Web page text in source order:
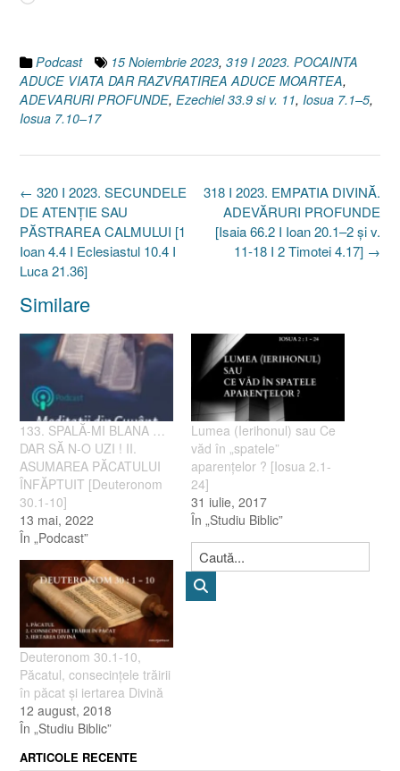
Podcast 15 Noiembrie 2023, 319 I 2023. POCAINTA
ADUCE VIATA DAR RAZVRATIREA ADUCE MOARTEA,
ADEVARURI PROFUNDE, Ezechiel 33.9 si v. 11, Iosua 7.1–5,
Iosua 7.10–17
Post
navigation
318 I 2023. EMPATIA DIVINĂ.
ADEVĂRURI PROFUNDE
[Isaia 66.2 I Ioan 20.1–2 și v.
11-18 I 2 Timotei 4.17] →
← 320 I 2023. SECUNDELE
DE ATENȚIE SAU
PĂSTRAREA CALMULUI [1
Ioan 4.4 I Eclesiastul 10.4 I
Luca 21.36]
Similare
133. SPALĂ-MI BLANA …
DAR SĂ N-O UZI ! II.
ASUMAREA PĂCATULUI
ÎNFĂPTUIT [Deuteronom
30.1-10]
13 mai, 2022
În „Podcast”
Lumea (Ierihonul) sau Ce
văd în „spatele”
aparenţelor ? [Iosua 2.1-
24]
31 iulie, 2017
În „Studiu Biblic”
Deuteronom 30.1-10,
Păcatul, consecinţele trăirii
în păcat şi iertarea Divină
12 august, 2018
În „Studiu Biblic”
ARTICOLE RECENTE